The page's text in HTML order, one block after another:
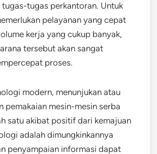
tugas-tugas perkantoran. Untuk
pelayanan yang cepat
kerja yang cukup banyak,
tersebut akan sangat
proses.
modern, menunjukan atau
pemakaian mesin-mesin serba
satu akibat positif dari kemajuan
adalah dimungkinkannya
penyampaian informasi dapat